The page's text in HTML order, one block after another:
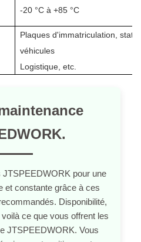
-20 °C à +85 °C
Plaques d'immatriculation,
véhicules
Logistique, etc.
pour une
et constante grâce à ces
Disponibilité,
ce que vous offrent les
JTSPEEDWORK. Vous